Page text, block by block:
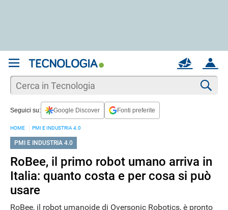
ACCOUNT
MAIL
Seguici su: Google Discover Fonti preferite
HOME PMI E INDUSTRIA 4.0
PMI E INDUSTRIA 4.0
RoBee, il primo robot umano arriva in
Italia: quanto costa e per cosa si può
usare
RoBee, il robot umanoide di Oversonic Robotics, è pronto